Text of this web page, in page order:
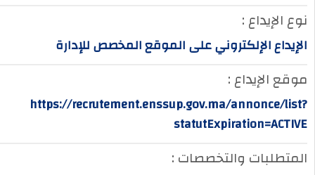
نوع الإيداع :
الإيداع الإلكتروني على الموقع المخصص للإدارة
موقع الإيداع :
https://recrutement.enssup.gov.ma/annonce/list?
statutExpiration=ACTIVE
المتطلبات والتخصصات :